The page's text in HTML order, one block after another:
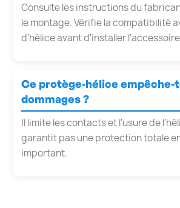
Consulte les instructions du
le montage. Vérifie la compatibilité
d'hélice avant d'installer
Ce protège-hélice empêche-
dommages ?
Il limite les contacts et l'usure de
garantit pas une protection totale
important.